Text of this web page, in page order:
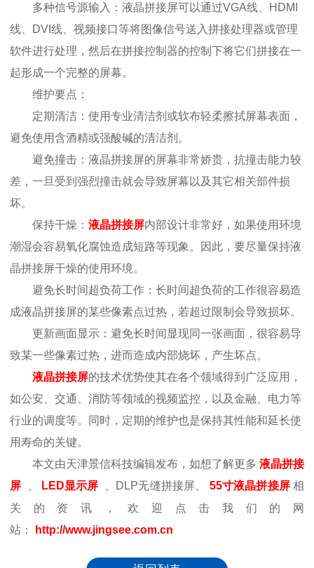
多种信号源输入：液晶拼接屏可以通过VGA线、HDMI
线、DVI线、视频接口等将图像信号送入拼接处理器或管理
软件进行处理，然后在拼接控制器的控制下将它们拼接在一
起形成一个完整的屏幕。
维护要点：
定期清洁：使用专业清洁剂或软布轻柔擦拭屏幕表面，
避免使用含酒精或强酸碱的清洁剂。
避免撞击：液晶拼接屏的屏幕非常娇贵，抗撞击能力较
差，一旦受到强烈撞击就会导致屏幕以及其它相关部件损
坏。
保持干燥： 液晶拼接屏内部设计非常好，如果使用环境
潮湿会容易氧化腐蚀造成短路等现象。因此，要尽量保持液
晶拼接屏干燥的使用环境。
避免长时间超负荷工作：长时间超负荷的工作很容易造
成液晶拼接屏的某些像素点过热，若超过限制会导致损坏。
更新画面显示：避免长时间显现同一张画面，很容易导
致某一些像素过热，进而造成内部烧坏，产生坏点。
液晶拼接屏的技术优势使其在各个领域得到广泛应用，
如公安、交通、消防等领域的视频监控，以及金融、电力等
行业的调度等。同时，定期的维护也是保持其性能和延长使
用寿命的关键。
本文由天津景信科技编辑发布，如想了解更多 液晶拼接
屏
LED显示屏 、DLP无缝拼接屏、 55寸液晶拼接屏 相
关的资讯，欢迎点击我们的网
站：
http://www.jingsee.com.cn